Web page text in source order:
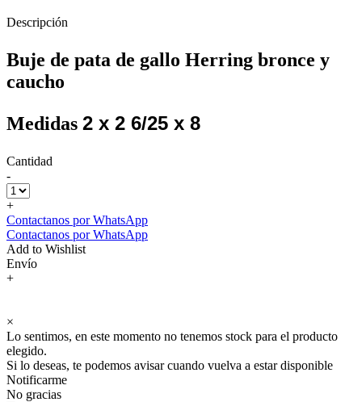
Descripción
Buje de pata de gallo Herring bronce y
caucho
Medidas 2 x 2 6/25 x 8
Cantidad
-
+
Contactanos por WhatsApp
Contactanos por WhatsApp
Add to Wishlist
Envío
+
×
Lo sentimos, en este momento no tenemos stock para el producto
elegido.
Si lo deseas, te podemos avisar cuando vuelva a estar disponible
Notificarme
No gracias